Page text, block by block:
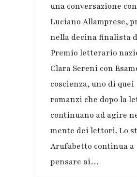
una conversazione con
Luciano Allamprese,
nella decina finalista
Premio letterario
Clara Sereni con
coscienza, uno di quei
romanzi che dopo la
continuano ad agire
mente dei lettori. Lo
Arufabetto continua a
pensare ai…